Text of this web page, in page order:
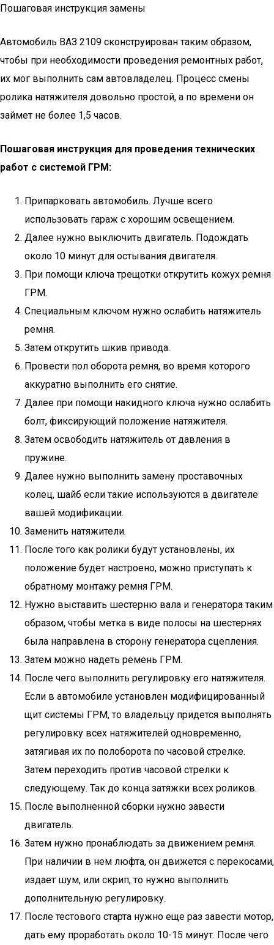
Пошаговая инструкция замены
Автомобиль ВАЗ 2109 сконструирован таким образом,
чтобы при необходимости проведения ремонтных работ,
их мог выполнить сам автовладелец. Процесс смены
ролика натяжителя довольно простой, а по времени он
займет не более 1,5 часов.
Пошаговая инструкция для проведения технических
работ с системой ГРМ:
Припарковать автомобиль. Лучше всего
использовать гараж с хорошим освещением.
Далее нужно выключить двигатель. Подождать
около 10 минут для остывания двигателя.
При помощи ключа трещотки открутить кожух ремня
ГРМ.
Специальным ключом нужно ослабить натяжитель
ремня.
Затем открутить шкив привода.
Провести пол оборота ремня, во время которого
аккуратно выполнить его снятие.
Далее при помощи накидного ключа нужно ослабить
болт, фиксирующий положение натяжителя.
Затем освободить натяжитель от давления в
пружине.
Далее нужно выполнить замену проставочных
колец, шайб если такие используются в двигателе
вашей модификации.
Заменить натяжители.
После того как ролики будут установлены, их
положение будет настроено, можно приступать к
обратному монтажу ремня ГРМ.
Нужно выставить шестерню вала и генератора таким
образом, чтобы метка в виде полосы на шестернях
была направлена в сторону генератора сцепления.
Затем можно надеть ремень ГРМ.
После чего выполнить регулировку его натяжителя.
Если в автомобиле установлен модифицированный
щит системы ГРМ, то владельцу придется выполнять
регулировку всех натяжителей одновременно,
затягивая их по полоборота по часовой стрелке.
Затем переходить против часовой стрелки к
следующему. Так до конца затяжки всех роликов.
После выполненной сборки нужно завести
двигатель.
Затем нужно пронаблюдать за движением ремня.
При наличии в нем люфта, он движется с перекосами,
издает шум, или скрип, то нужно выполнить
дополнительную регулировку.
После тестового старта нужно еще раз завести мотор,
дать ему проработать около 10-15 минут. После чего